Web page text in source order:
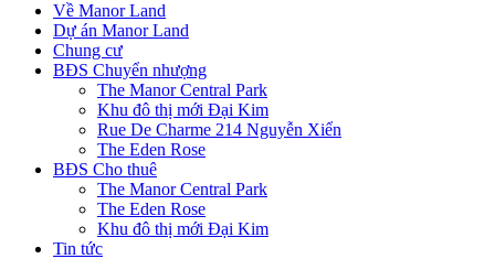
Về Manor Land
Dự án Manor Land
Chung cư
BĐS Chuyển nhượng
The Manor Central Park
Khu đô thị mới Đại Kim
Rue De Charme 214 Nguyễn Xiển
The Eden Rose
BĐS Cho thuê
The Manor Central Park
The Eden Rose
Khu đô thị mới Đại Kim
Tin tức